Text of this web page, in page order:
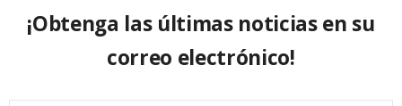
¡Obtenga las últimas noticias en su
correo electrónico!